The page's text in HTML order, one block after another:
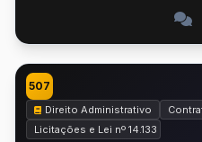
507
Direito Administrativo
Licitações e Lei nº 14.133 de 2021